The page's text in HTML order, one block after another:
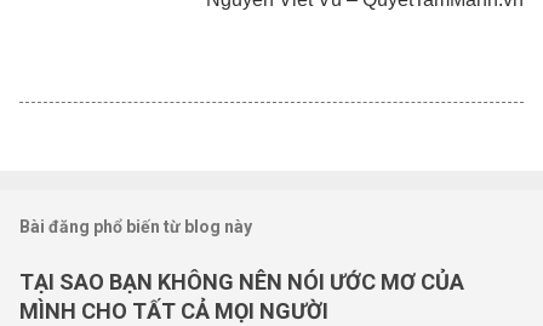
Bài đăng phổ biến từ blog này
TẠI SAO BẠN KHÔNG NÊN NÓI ƯỚC MƠ CỦA
MÌNH CHO TẤT CẢ MỌI NGƯỜI